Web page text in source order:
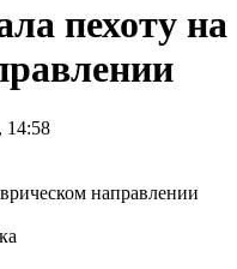
пехоту на
14:58